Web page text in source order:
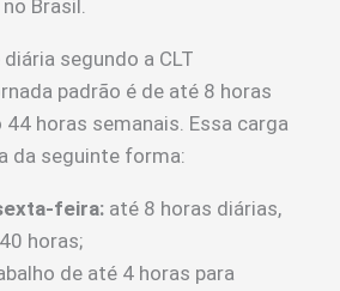
Brasil.
segundo a CLT
padrão é de até 8 horas
horas semanais. Essa carga
da seguinte forma:
feira: até 8 horas diárias,
horas;
de até 4 horas para